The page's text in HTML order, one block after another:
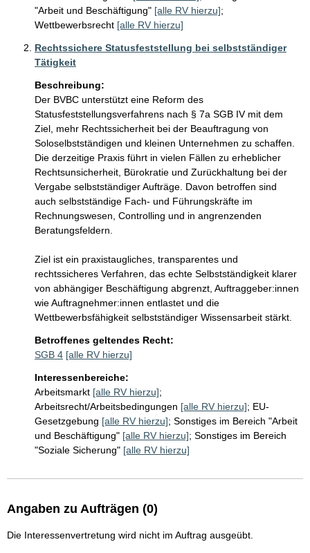
"Arbeit und Beschäftigung" [alle RV hierzu];
Wettbewerbsrecht [alle RV hierzu]
Rechtssichere Statusfeststellung bei selbstständiger
Tätigkeit
Beschreibung:
Der BVBC unterstützt eine Reform des
Statusfeststellungsverfahrens nach § 7a SGB IV mit dem
Ziel, mehr Rechtssicherheit bei der Beauftragung von
Soloselbstständigen und kleinen Unternehmen zu schaffen.
Die derzeitige Praxis führt in vielen Fällen zu erheblicher
Rechtsunsicherheit, Bürokratie und Zurückhaltung bei der
Vergabe selbstständiger Aufträge. Davon betroffen sind
auch selbstständige Fach- und Führungskräfte im
Rechnungswesen, Controlling und in angrenzenden
Beratungsfeldern.
Ziel ist ein praxistaugliches, transparentes und
rechtssicheres Verfahren, das echte Selbstständigkeit klarer
von abhängiger Beschäftigung abgrenzt, Auftraggeber:innen
wie Auftragnehmer:innen entlastet und die
Wettbewerbsfähigkeit selbstständiger Wissensarbeit stärkt.
Betroffenes geltendes Recht:
SGB 4 [alle RV hierzu]
Interessenbereiche:
Arbeitsmarkt [alle RV hierzu];
Arbeitsrecht/Arbeitsbedingungen [alle RV hierzu]; EU-
Gesetzgebung [alle RV hierzu]; Sonstiges im Bereich "Arbeit
und Beschäftigung" [alle RV hierzu]; Sonstiges im Bereich
"Soziale Sicherung" [alle RV hierzu]
Angaben zu Aufträgen (0)
Die Interessenvertretung wird nicht im Auftrag ausgeübt.